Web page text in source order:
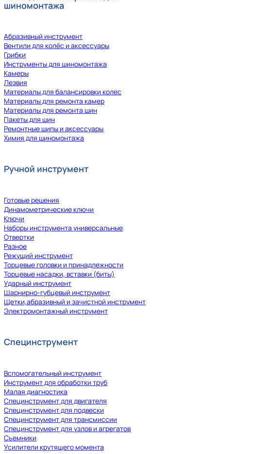
шиномонтажа
Абразивный инструмент
Вентили для колёс и аксессуары
Грибки
Инструменты для шиномонтажа
Камеры
Лезвия
Материалы для балансировки колес
Материалы для ремонта камер
Материалы для ремонта шин
Пакеты для шин
Ремонтные шипы и аксессуары
Химия для шиномонтажа
Ручной инструмент
Готовые решения
Динамометрические ключи
Ключи
Наборы инструмента универсальные
Отвертки
Разное
Режущий инструмент
Торцевые головки и принадлежности
Торцевые насадки, вставки (биты)
Ударный инструмент
Шарнирно-губцевый инструмент
Щетки,абразивный и зачистной инструмент
Электромонтажный инструмент
Специнструмент
Вспомогательный инструмент
Инструмент для обработки труб
Малая диагностика
Специнструмент для двигателя
Специнструмент для подвески
Специнструмент для трансмиссии
Специнструмент для узлов и агрегатов
Съемники
Усилители крутящего момента